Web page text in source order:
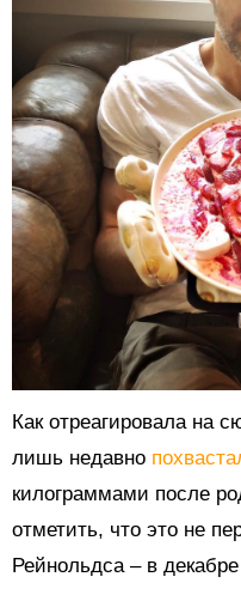
Как отреагировала на
лишь недавно
килограммами после
отметить, что это не
Рейнольдса – в